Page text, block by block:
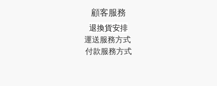
顧客服務
退換貨安排
運送服務方式
付款服務方式​​​